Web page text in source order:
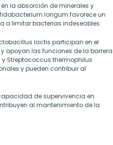
la absorción de minerales y
longum favorece un
a limitar bacterias indeseables.
lactis participan en el
apoyan las funciones de la barrera
Streptococcus thermophilus
y pueden contribuir al
de supervivencia en
al mantenimiento de la